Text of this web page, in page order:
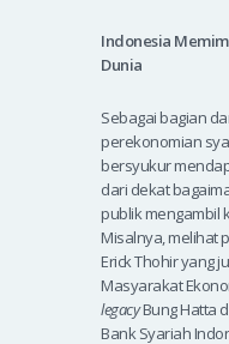
Indonesia
Dunia
Sebagai bagian
perekonomian
bersyukur
dari dekat
publik mengambil
Misalnya, melihat
Erick Thohir yang
Masyarakat
legacyBung Hatta
Bank Syariah